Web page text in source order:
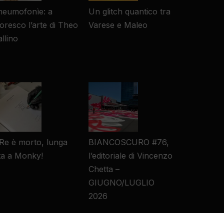
a
l’arte di Theo
Un glitch quantico tra
Varese e Maleo
è morto, lunga
a Monky!
BIANCOSCURO #76,
l’editoriale di Vincenzo
Chetta –
GIUGNO/LUGLIO
2026